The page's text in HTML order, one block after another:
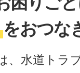
をおつな
、水道トラ